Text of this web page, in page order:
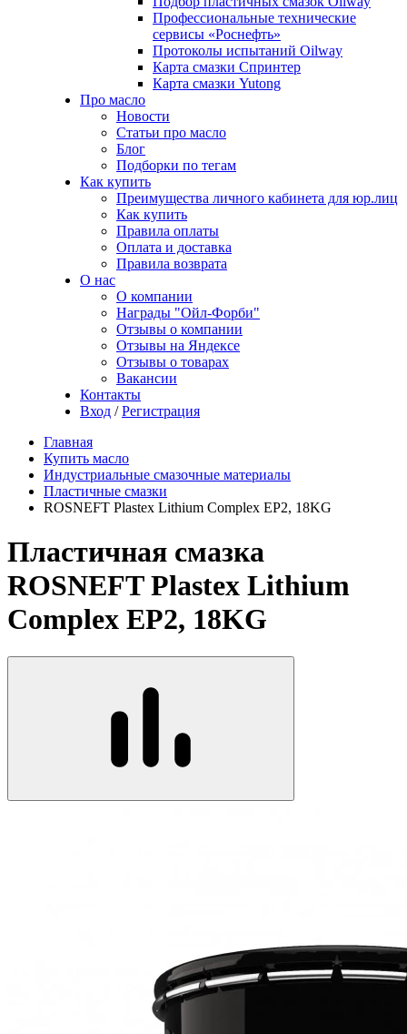
Профессиональные технические
сервисы «Роснефть»
Протоколы испытаний Oilway
Карта смазки Спринтер
Карта смазки Yutong
Про масло
Новости
Статьи про масло
Блог
Подборки по тегам
Как купить
Преимущества личного кабинета для юр.лиц
Как купить
Правила оплаты
Оплата и доставка
Правила возврата
О нас
О компании
Награды "Ойл-Форби"
Отзывы о компании
Отзывы на Яндексе
Отзывы о товарах
Вакансии
Контакты
Вход / Регистрация
Главная
Купить масло
Индустриальные смазочные материалы
Пластичные смазки
ROSNEFT Plastex Lithium Complex EP2, 18KG
Пластичная смазка
ROSNEFT Plastex Lithium
Complex EP2, 18KG